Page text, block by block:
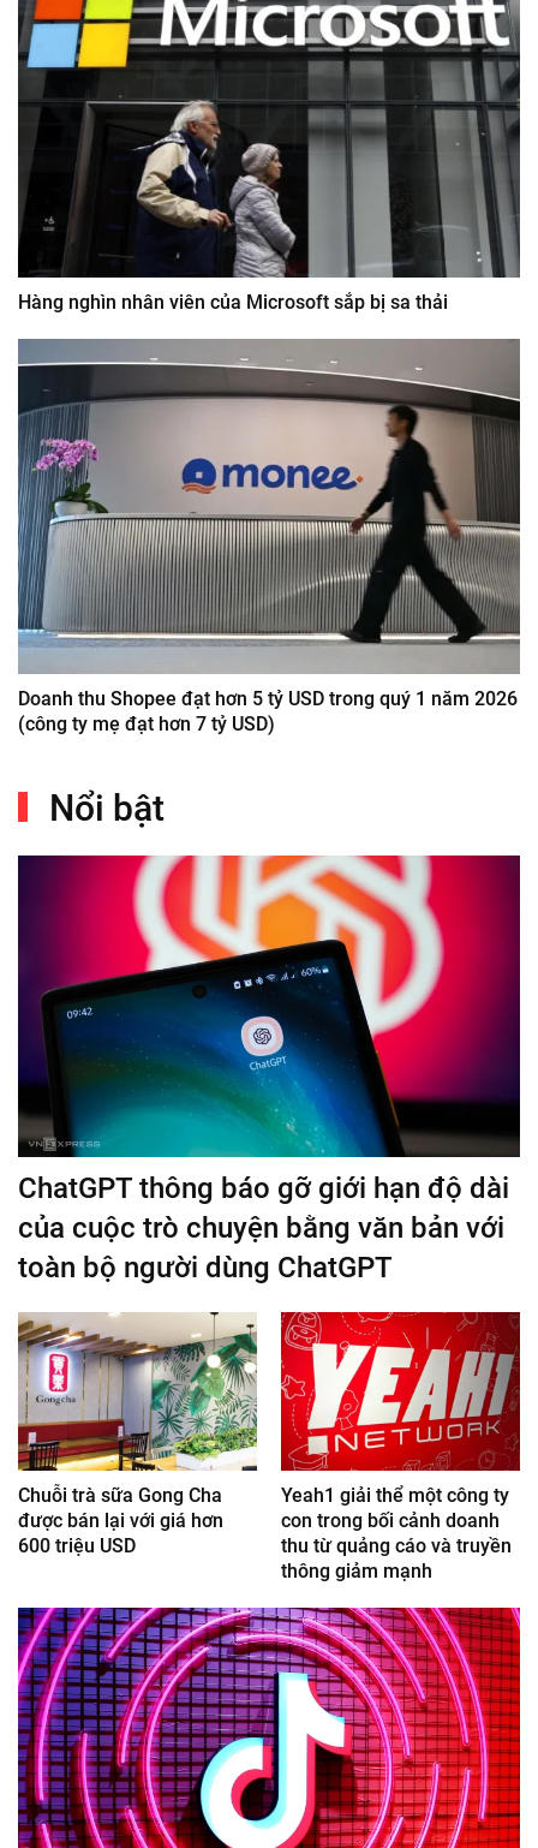
Hàng nghìn nhân viên của Microsoft sắp bị sa thải
Doanh thu Shopee đạt hơn 5 tỷ USD trong quý 1 năm 2026
(công ty mẹ đạt hơn 7 tỷ USD)
Nổi bật
ChatGPT thông báo gỡ giới hạn độ dài
của cuộc trò chuyện bằng văn bản với
toàn bộ người dùng ChatGPT
Chuỗi trà sữa Gong Cha
được bán lại với giá hơn
600 triệu USD
Yeah1 giải thể một công ty
con trong bối cảnh doanh
thu từ quảng cáo và truyền
thông giảm mạnh